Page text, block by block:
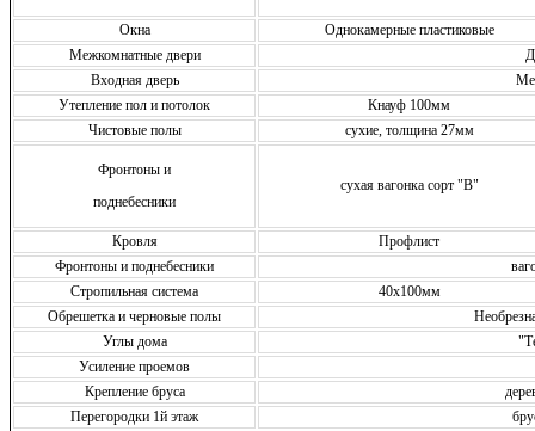
Окна
Однокамерные пластиковые
Межкомнатные двери
Входная дверь
Утепление пол и потолок
Кнауф 100мм
Чистовые полы
сухие, толщина 27мм
Фронтоны и
поднебесники
сухая вагонка сорт "В"
Кровля
Профлист
Фронтоны и поднебесники
Стропильная система
40х100мм
Обрешетка и черновые полы
Углы дома
Усиление проемов
Крепление бруса
Перегородки 1й этаж